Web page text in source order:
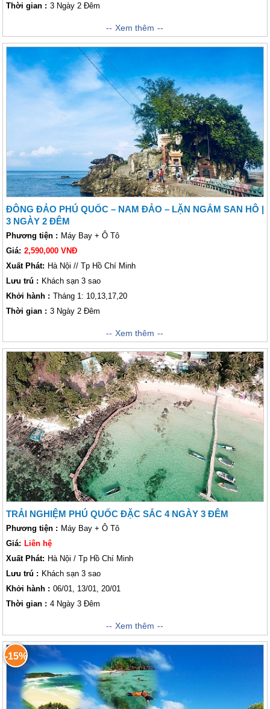
Thời gian : 3 Ngày 2 Đêm
Nằm trải dọc theo Bãi Trường, một trong những bãi biển dài nhất đảo,
khu nghỉ dưỡngFamiana Resort & Sparộng hơn 4 hecta có bãi biển
riêng tuyệt đẹp với bãi cát vàng mịn dài thoai thoải bên hàng dừa xanh
rợp bóng và làn nước trong xanh vô cùng nên thơ. Nơi đây còn nổi tiếng
là bãi biển duy nhất tại Việt Nam có thể ngắm mặt trời lặn với hoàng hôn
buông xuống trên biển đẹp như một bức tranh.
Xem thêm
ĐÔNG ĐẢO PHÚ QUỐC – NAM ĐẢO – LẶN NGẮM SAN HÔ |
3 NGÀY 2 ĐÊM
Phương tiện : Máy Bay + Ô Tô
Giá: 2,590,000 VNĐ
Xuất Phát: Hà Nội // Tp Hồ Chí Minh
Lưu trú : Khách sạn 3 sao
Khởi hành : Tháng 1: 10,13,17,20
Thời gian : 3 Ngày 2 Đêm
Được mệnh danh là Đảo Ngọc của Việt Nam, Phú Quốc là điểm đến ấn
tượng cho những ai yêu thích kỳ nghỉ biển và thiên nhiên hoang sơ.
Dành những ngày nghỉ tại Phú Quốc sẽ giúp bạn hoàn toàn thư giãn. Bạn
có thể tận hưởng không khí trong lành và tắm nắng trên bãi biển cát
trắng rất đẹp, tắm biển trong xanh và tham gia một loạt các hoạt động thể
thao. Đến thăm Phú Quốc, bạn cũng sẽ có cơ hội tuyệt vời để trải
nghiệm cuộc sống địa phương với việc trồng ớt, làm nước mắm và câu
cá với người dân địa phương. Nhà tù Phú Quốc và Vườn quốc gia Phú
Quốc sẽ giúp bạn hiểu thêm về Lịch sử và Thiên nhiên Phú Quốc. Hãy
đến Phú Quốc với lịch trình 3 ngày 2 đêm để có một chuyến đi đáng nhớ
nhé!
Xem thêm
TRẢI NGHIỆM PHÚ QUỐC ĐẶC SẮC 4 NGÀY 3 ĐÊM
Phương tiện : Máy Bay + Ô Tô
Giá: Liên hệ
Xuất Phát: Hà Nội / Tp Hồ Chí Minh
Lưu trú : Khách sạn 3 sao
Khởi hành : 06/01, 13/01, 20/01
Thời gian : 4 Ngày 3 Đêm
Những bãi biển trắng tinh, làn nước trong veo và những cảm giác thoải
mái của Phú Quốc đã khiến nơi đây ghi dấu ấn trong lòng nhiều khách
thăm quan. Nếu ban ngày ở đây là để tắm biển, giải trí, vui thì ban đêm
là để thưởng thức hải sản tươi sống và ngắm sao. Đảo Phú Quốc là hòn
đảo lớn nhất của Việt Nam và là nơi có đường bờ biển tuyệt đẹp. Hãy
cùng Vietsense Travel trải nghiệm thiên nhiên hoang sơ, chinh phục vùng
đất nơi tận cùng xa xôi của Tổ quốc, tận hưởng những giây phút thoải
Xem thêm
-15%